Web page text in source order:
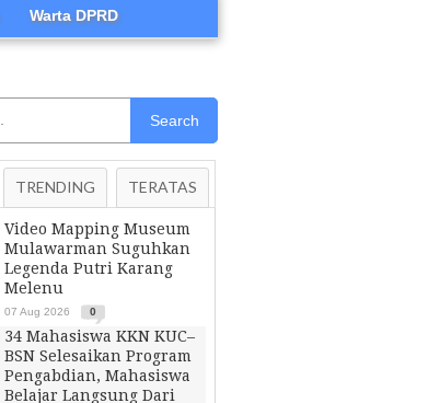
Warta DPRD
Search
TRENDING TERATAS
Video Mapping Museum
Mulawarman Suguhkan
Legenda Putri Karang
Melenu
07 Aug 2026 0
34 Mahasiswa KKN KUC–
BSN Selesaikan Program
Pengabdian, Mahasiswa
Belajar Langsung Dari